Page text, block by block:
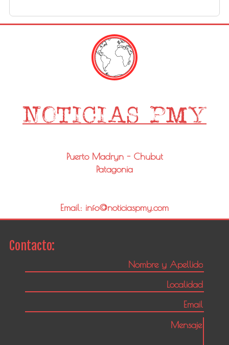
Puerto Madryn - Chubut
Patagonia
Email: info@noticiaspmy.com
Contacto: